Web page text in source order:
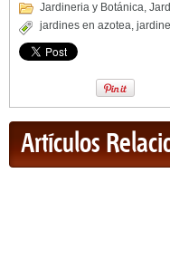
Jardineria y Botánica,
jardines en azotea,
Artículos